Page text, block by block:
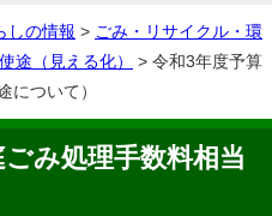
しの情報 > ごみ・リサイクル・環
途（見える化）
> 令和3年度予算
について）
み処理手数料相当